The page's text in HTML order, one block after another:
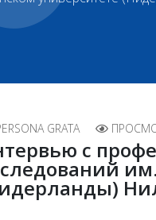
GRATA
с